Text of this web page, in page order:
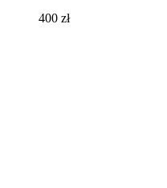
400 zł